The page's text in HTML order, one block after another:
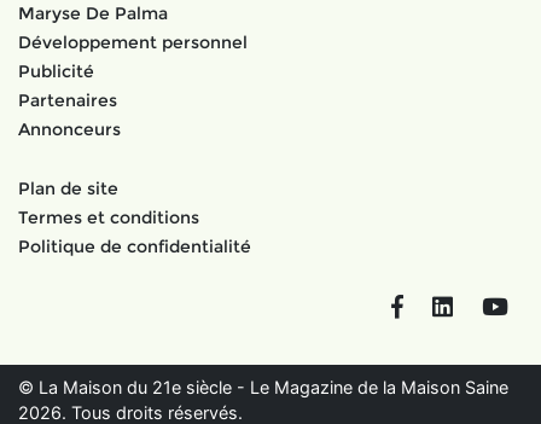
Maryse De Palma
Développement personnel
Publicité
Partenaires
Annonceurs
Plan de site
Termes et conditions
Politique de confidentialité
FacebookLinkedIn
© La Maison du 21e siècle - Le Magazine de la Maison Saine
2026. Tous droits réservés.